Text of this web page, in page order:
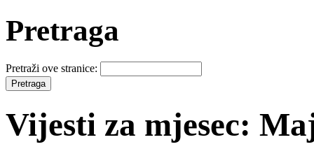
Pretraga
Pretraži ove stranice:
Vijesti za mjesec: